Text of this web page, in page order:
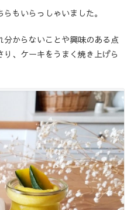
もいらっしゃいました。
からないことや興味のある点
、ケーキをうまく焼き上げら